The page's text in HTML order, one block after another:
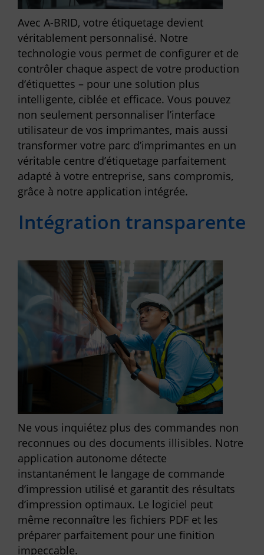
Avec A-BRID, votre étiquetage devient
véritablement personnalisé. Notre
technologie vous permet de configurer et de
contrôler chaque aspect de votre production
d’étiquettes – pour une solution plus
intelligente, ciblée et efficace. Vous pouvez
non seulement personnaliser l’interface
utilisateur de vos imprimantes, mais aussi
transformer votre parc d’imprimantes en un
véritable centre d’étiquetage parfaitement
adapté à votre entreprise, sans compromis,
grâce à notre application intégrée.
Intégration transparente
Ne vous inquiétez plus des commandes non
reconnues ou des documents illisibles. Notre
application autonome détecte
instantanément le langage de commande
d’impression utilisé et garantit des résultats
d’impression optimaux. Le logiciel peut
même reconnaître les fichiers PDF et les
préparer parfaitement pour une finition
impeccable.